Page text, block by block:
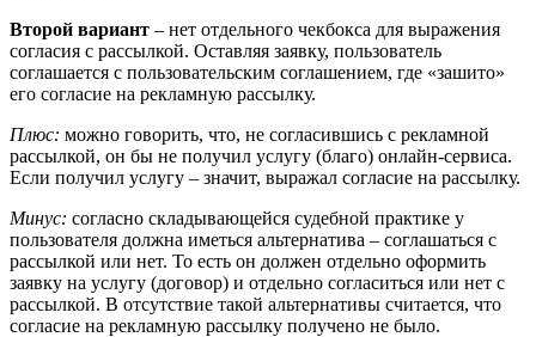
Второй вариант – нет отдельного чекбокса для выражения
согласия с рассылкой. Оставляя заявку, пользователь
соглашается с пользовательским соглашением, где «зашито»
его согласие на рекламную рассылку.
Плюс: можно говорить, что, не согласившись с рекламной
рассылкой, он бы не получил услугу (благо) онлайн-сервиса.
Если получил услугу – значит, выражал согласие на рассылку.
Минус: согласно складывающейся судебной практике у
пользователя должна иметься альтернатива – соглашаться с
рассылкой или нет. То есть он должен отдельно оформить
заявку на услугу (договор) и отдельно согласиться или нет с
рассылкой. В отсутствие такой альтернативы считается, что
согласие на рекламную рассылку получено не было.